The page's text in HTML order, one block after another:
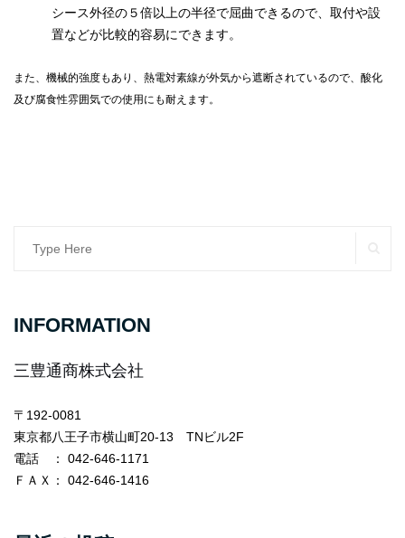
シース外径の５倍以上の半径で屈曲できるので、取付や設
置などが比較的容易にできます。
また、機械的強度もあり、熱電対素線が外気から遮断されているので、酸化
及び腐食性雰囲気での使用にも耐えます。
Search
INFORMATION
三豊通商株式会社
〒192-0081
東京都八王子市横山町20-13 TNビル2F
電話
： 042-646-1171
ＦＡＸ ： 042-646-1416